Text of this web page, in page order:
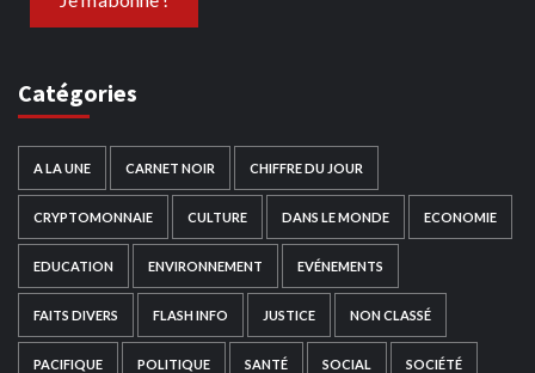
Catégories
A LA UNE CARNET NOIR CHIFFRE DU JOUR
CRYPTOMONNAIE CULTURE DANS LE MONDE ECONOMIE
EDUCATION ENVIRONNEMENT EVÉNEMENTS
FAITS DIVERS FLASH INFO JUSTICE NON CLASSÉ
PACIFIQUE POLITIQUE SANTÉ SOCIAL SOCIÉTÉ